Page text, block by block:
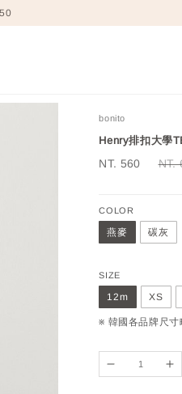
bonito
Henry排扣大學
Sale
NT. 560 NT.
COLOR
燕麥 碳灰
SIZE
12m XS
※ 韓國各品牌尺寸